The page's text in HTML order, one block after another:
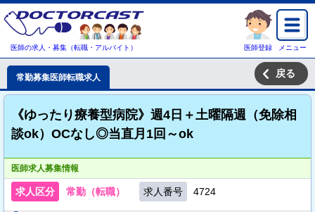
医師の求人・募集（転職・アルバイト） 医師登録 メニュー
常勤募集医師転職求人 戻る
《ゆったり療養型病院》週4日＋土曜隔週（免除相
談ok）OCなし◎当直月1回～ok
医師求人募集情報
求人区分 常勤（転職） 求人番号 4724